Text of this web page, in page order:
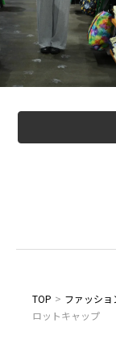
TOP > ファッショ
ロットキャップ